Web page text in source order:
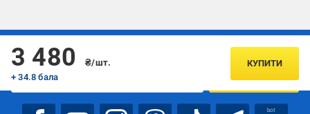
3 480
₴/шт.
+ 34.8 бала
КУПИТИ
Підписуйтесь, щоб дізнаватись першим про акції та пропозиції
ПІДПИСАТИСЯ
bot